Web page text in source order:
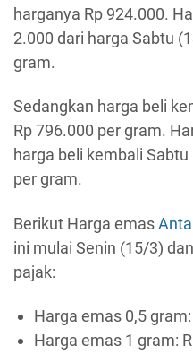
harganya Rp 924.000.
2.000 dari harga Sabtu
gram.
Sedangkan harga beli
Rp 796.000 per gram.
harga beli kembali
per gram.
Berikut Harga emas
ini mulai Senin (15/3)
pajak:
Harga emas 0,5
Harga emas 1 gram: